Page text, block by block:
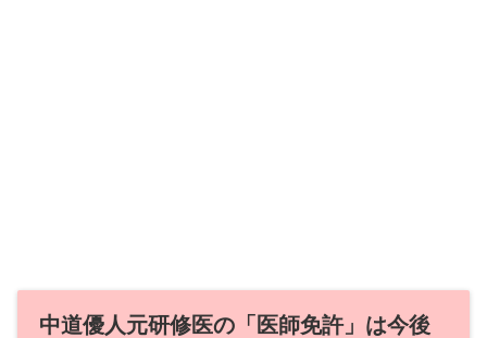
中道優人元研修医の「医師免許」は今後